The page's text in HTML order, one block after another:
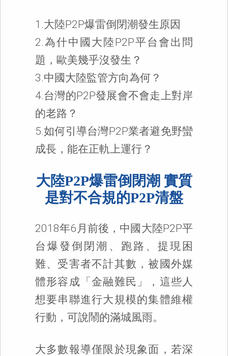
1.大陸P2P爆雷倒閉潮發生原因
2.為什中國大陸P2P平台會出問
題，歐美幾乎沒發生？
3.中國大陸監管方向為何？
4.台灣的P2P發展會不會走上對岸
的老路？
5.如何引導台灣P2P業者避免野蠻
成長，能在正軌上運行？
大陸P2P爆雷倒閉潮 實質
是對不合規的P2P清盤
2018年6月前後，中國大陸P2P平
台爆發倒閉潮、跑路、提現困
難、受害者不計其數，被國外媒
體形容成「金融難民」，這些人
想要串聯進行大規模的集體維權
行動，可說鬧的滿城風雨。
大多數報導僅限於現象面，若深